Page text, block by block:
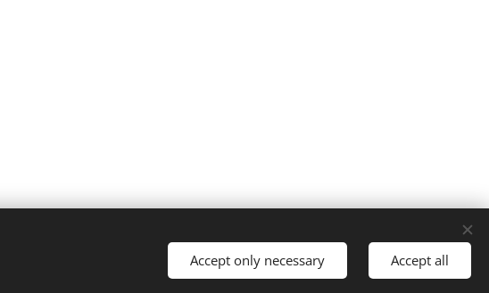
Languages
Deutsch
English Lietuvių kalba
Accept only necessary Accept all